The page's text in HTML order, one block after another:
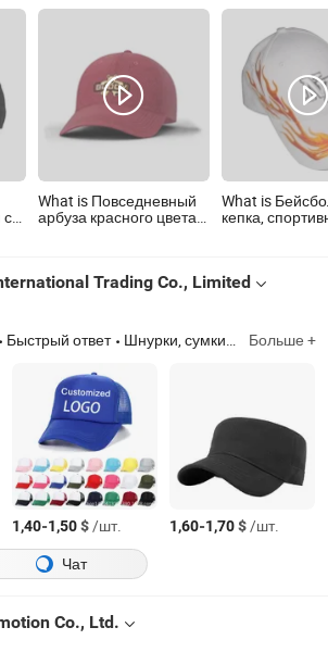
с
What is Повседневный
арбуза красного цвета
What is
кепка,
Trading Co., Limited
Быстрый ответ Шнурки, сумки-тоут, сумки-холодильники, косметички, рюкзаки, кепки и одежда Больше +
1,40-1,50$/шт. 1,60-1,70$/шт.
Чат
Co., Ltd.